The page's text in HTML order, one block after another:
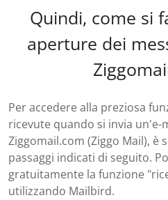
Quindi, come si
aperture dei
Per accedere alla preziosa
ricevute quando si invia
Ziggomail.com (Ziggo Mail), è
passaggi indicati di seguito.
gratuitamente la funzione
utilizzando Mailbird.